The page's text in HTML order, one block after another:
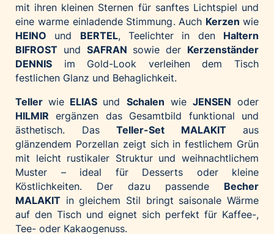
Superbrands Austria
Tante Fanny
Vollpension
win2day
woom bikes
Kontakt
mit ihren kleinen Sternen für sanftes Lichtspiel und
eine warme einladende Stimmung. Auch Kerzenwie
HEINO und BERTEL, Teelichter in den Haltern
BIFROST und SAFRAN sowie der Kerzenständer
DENNIS im Gold-Look verleihen dem Tisch
festlichen Glanz und Behaglichkeit.
Tellerwie ELIAS und Schalen wie JENSEN oder
HILMIR ergänzen das Gesamtbild funktional und
ästhetisch. Das Teller-Set MALAKITaus
glänzendem Porzellan zeigt sich in festlichem Grün
mit leicht rustikaler Struktur und weihnachtlichem
Muster – ideal für Desserts oder kleine
Köstlichkeiten. Der dazu passende Becher
MALAKIT in gleichem Stil bringt saisonale Wärme
auf den Tisch und eignet sich perfekt für Kaffee-,
Tee- oder Kakaogenuss.